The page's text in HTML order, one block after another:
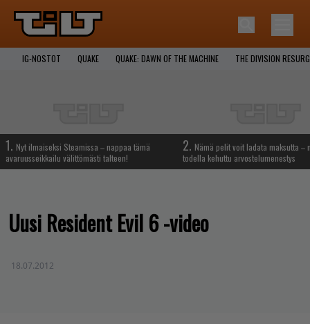
IG-NOSTOT QUAKE QUAKE: DAWN OF THE MACHINE THE DIVISION
1. Nyt ilmaiseksi Steamissa – nappaa tämä
avaruusseikkailu välittömästi talteen!
2. Nämä pelit voit ladata maksutta –
todella kehuttu arvostelumenestys
Uusi Resident Evil 6 -video
18.07.2012